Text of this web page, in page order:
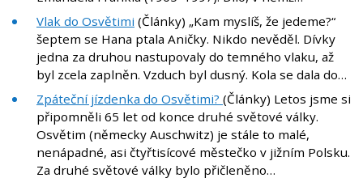
Vlak do Osvětimi (Články) „Kam myslíš, že jedeme?“
šeptem se Hana ptala Aničky. Nikdo nevěděl. Dívky
jedna za druhou nastupovaly do temného vlaku, až
byl zcela zaplněn. Vzduch byl dusný. Kola se dala do…
Zpáteční jízdenka do Osvětimi? (Články) Letos jsme si
připomněli 65 let od konce druhé světové války.
Osvětim (německy Auschwitz) je stále to malé,
nenápadné, asi čtyřtisícové městečko v jižním Polsku.
Za druhé světové války bylo přičleněno…